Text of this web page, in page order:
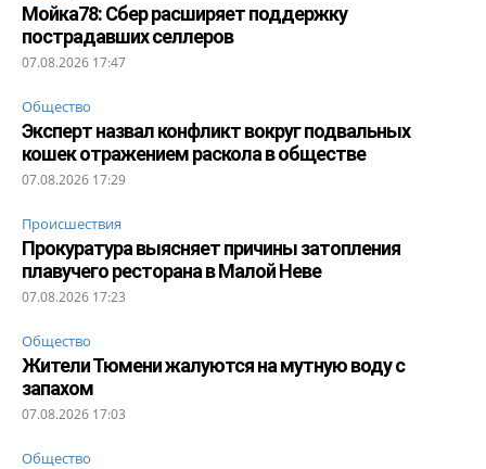
Мойка78: Сбер расширяет поддержку
пострадавших селлеров
07.08.2026 17:47
Общество
Эксперт назвал конфликт вокруг подвальных
кошек отражением раскола в обществе
07.08.2026 17:29
Происшествия
Прокуратура выясняет причины затопления
плавучего ресторана в Малой Неве
07.08.2026 17:23
Общество
Жители Тюмени жалуются на мутную воду с
запахом
07.08.2026 17:03
Общество